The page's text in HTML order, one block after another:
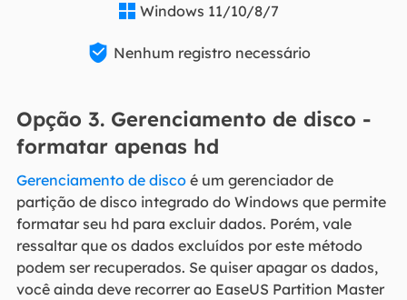
 Windows 11/10/8/7
 Nenhum registro necessário
Opção 3. Gerenciamento de disco -
formatar apenas hd
Gerenciamento de discoé um gerenciador de
partição de disco integrado do Windows que permite
formatar seu hd para excluir dados. Porém, vale
ressaltar que os dados excluídos por este método
podem ser recuperados. Se quiser apagar os dados,
você ainda deve recorrer ao EaseUS Partition Master